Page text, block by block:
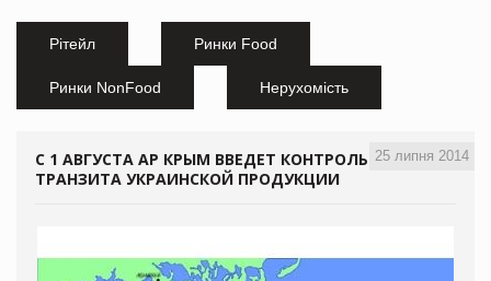
Рітейл Ринки Food
Ринки NonFood Нерухомість
25 липня 2014
С 1 АВГУСТА АР КРЫМ ВВЕДЕТ КОНТРОЛЬ
ТРАНЗИТА УКРАИНСКОЙ ПРОДУКЦИИ